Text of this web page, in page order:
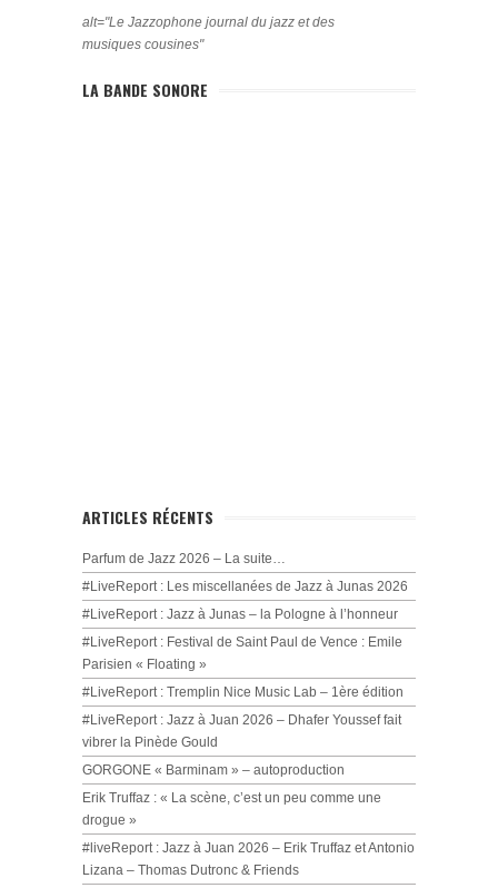
alt="Le Jazzophone journal du jazz et des
musiques cousines"
LA BANDE SONORE
ARTICLES RÉCENTS
Parfum de Jazz 2026 – La suite…
#LiveReport : Les miscellanées de Jazz à Junas 2026
#LiveReport : Jazz à Junas – la Pologne à l’honneur
#LiveReport : Festival de Saint Paul de Vence : Emile
Parisien « Floating »
#LiveReport : Tremplin Nice Music Lab – 1ère édition
#LiveReport : Jazz à Juan 2026 – Dhafer Youssef fait
vibrer la Pinède Gould
GORGONE « Barminam » – autoproduction
Erik Truffaz : « La scène, c’est un peu comme une
drogue »
#liveReport : Jazz à Juan 2026 – Erik Truffaz et Antonio
Lizana – Thomas Dutronc & Friends